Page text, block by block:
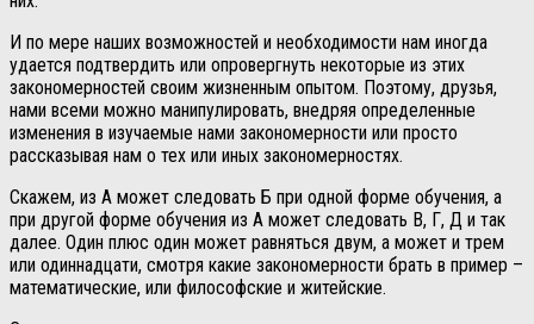
И по мере наших возможностей и необходимости нам иногда
удается подтвердить или опровергнуть некоторые из этих
закономерностей своим жизненным опытом. Поэтому, друзья,
нами всеми можно манипулировать, внедряя определенные
изменения в изучаемые нами закономерности или просто
рассказывая нам о тех или иных закономерностях.
Скажем, из А может следовать Б при одной форме обучения, а
при другой форме обучения из А может следовать В, Г, Д и так
далее. Один плюс один может равняться двум, а может и трем
или одиннадцати, смотря какие закономерности брать в пример –
математические, или философские и житейские.